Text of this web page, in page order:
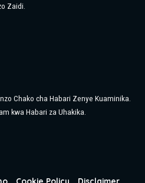
Zaidi.
Chako cha Habari Zenye Kuaminika.
kwa Habari za Uhakika.
Cookie Policy Disclaimer